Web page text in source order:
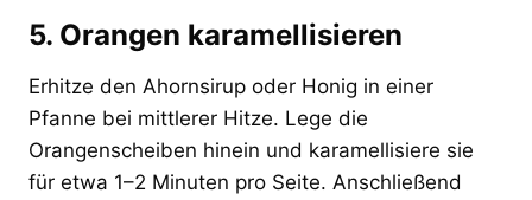
5. Orangen karamellisieren
Erhitze den Ahornsirup oder Honig in einer
Pfanne bei mittlerer Hitze. Lege die
Orangenscheiben hinein und karamellisiere sie
für etwa 1–2 Minuten pro Seite. Anschließend